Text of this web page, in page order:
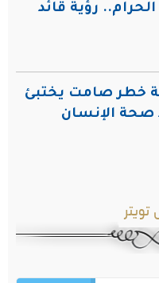
رؤية قائد
خطر صامت يختبئ
صحة الإنسان
تويتر